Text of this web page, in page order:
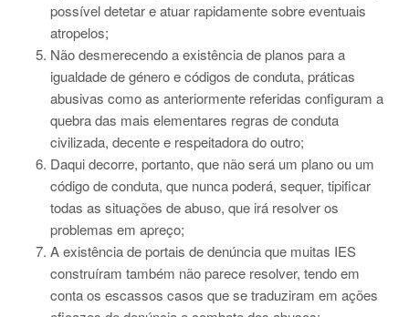
possível detetar e atuar rapidamente sobre eventuais
atropelos;
Não desmerecendo a existência de planos para a
igualdade de género e códigos de conduta, práticas
abusivas como as anteriormente referidas configuram a
quebra das mais elementares regras de conduta
civilizada, decente e respeitadora do outro;
Daqui decorre, portanto, que não será um plano ou um
código de conduta, que nunca poderá, sequer, tipificar
todas as situações de abuso, que irá resolver os
problemas em apreço;
A existência de portais de denúncia que muitas IES
construíram também não parece resolver, tendo em
conta os escassos casos que se traduziram em ações